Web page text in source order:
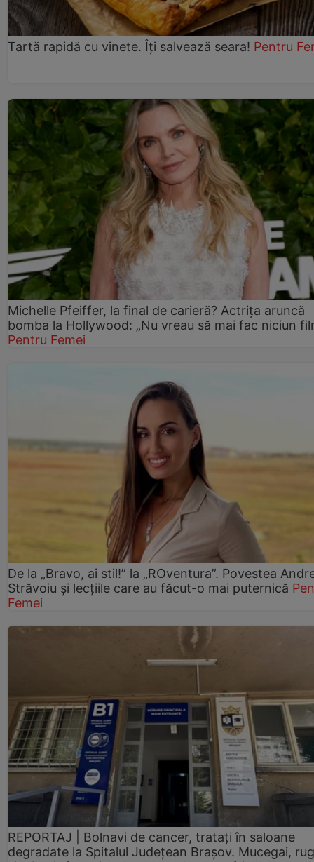
Tartă rapidă cu vinete. Îți salvează seara! Pentru
Michelle Pfeiffer, la final de carieră? Actrița aruncă
bomba la Hollywood: „Nu vreau să mai fac niciun
Pentru Femei
De la „Bravo, ai stil!” la „ROventura”. Povestea
Străvoiu și lecțiile care au făcut-o mai puternică
Femei
REPORTAJ | Bolnavi de cancer, tratați în saloane
degradate la Spitalul Județean Brașov. Mucegai,